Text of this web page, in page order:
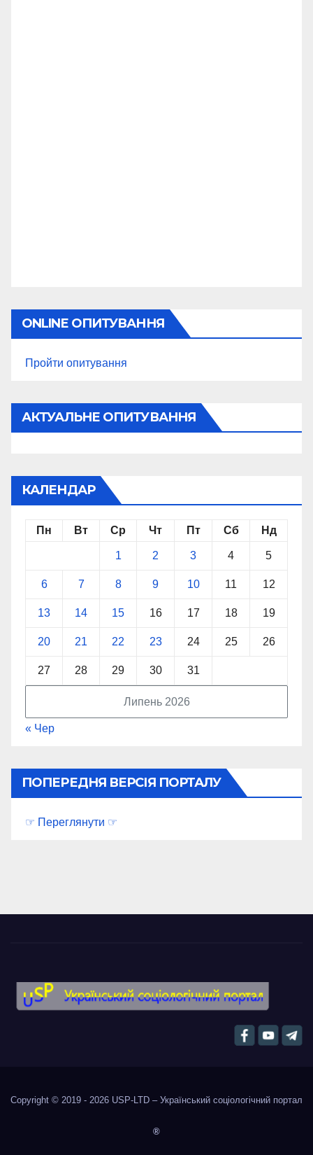
ONLINE ОПИТУВАННЯ
Пройти опитування
АКТУАЛЬНЕ ОПИТУВАННЯ
КАЛЕНДАР
Липень 2026
Пн Вт Ср Чт Пт Сб Нд
1 2 3 4 5
6 7 8 9 10 11 12
13 14 15 16 17 18 19
20 21 22 23 24 25 26
27 28 29 30 31
« Чер
ПОПЕРЕДНЯ ВЕРСІЯ ПОРТАЛУ
☞ Переглянути ☞
Copyright © 2019 - 2026 USP-LTD – Український соціологічний портал
®